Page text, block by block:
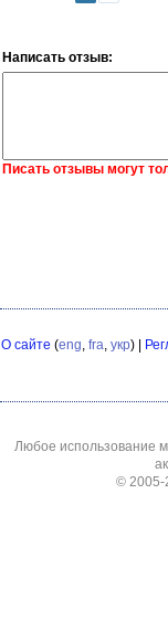
Написать отзыв:
Писать отзывы могут
О сайте (eng, fra, укр) |
Любое использование
© 2005-